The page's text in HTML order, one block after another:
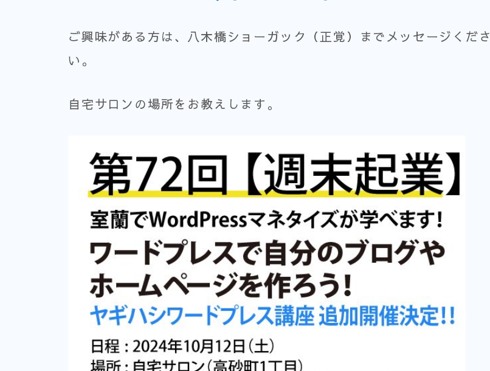
ご興味がある方は、八木橋ショーガック（正覚）までメッセージくださ
い。
自宅サロンの場所をお教えします。